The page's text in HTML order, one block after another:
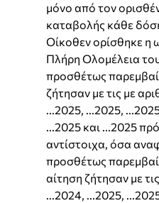
μόνο από τον
καταβολής κάθε
Οίκοθεν ορίσθηκε η
Πλήρη Ολομέλεια
προσθέτως
ζήτησαν με τις με
...2025, ...2025,
...2025 και ...2025
αντίστοιχα, όσα
προσθέτως
αίτηση ζήτησαν με
...2024, ...2025,